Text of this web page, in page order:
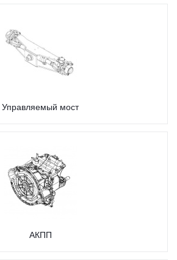
Управляемый мост
АКПП